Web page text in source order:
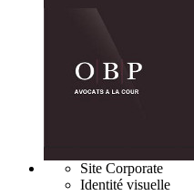
Site Corporate
Identité visuelle